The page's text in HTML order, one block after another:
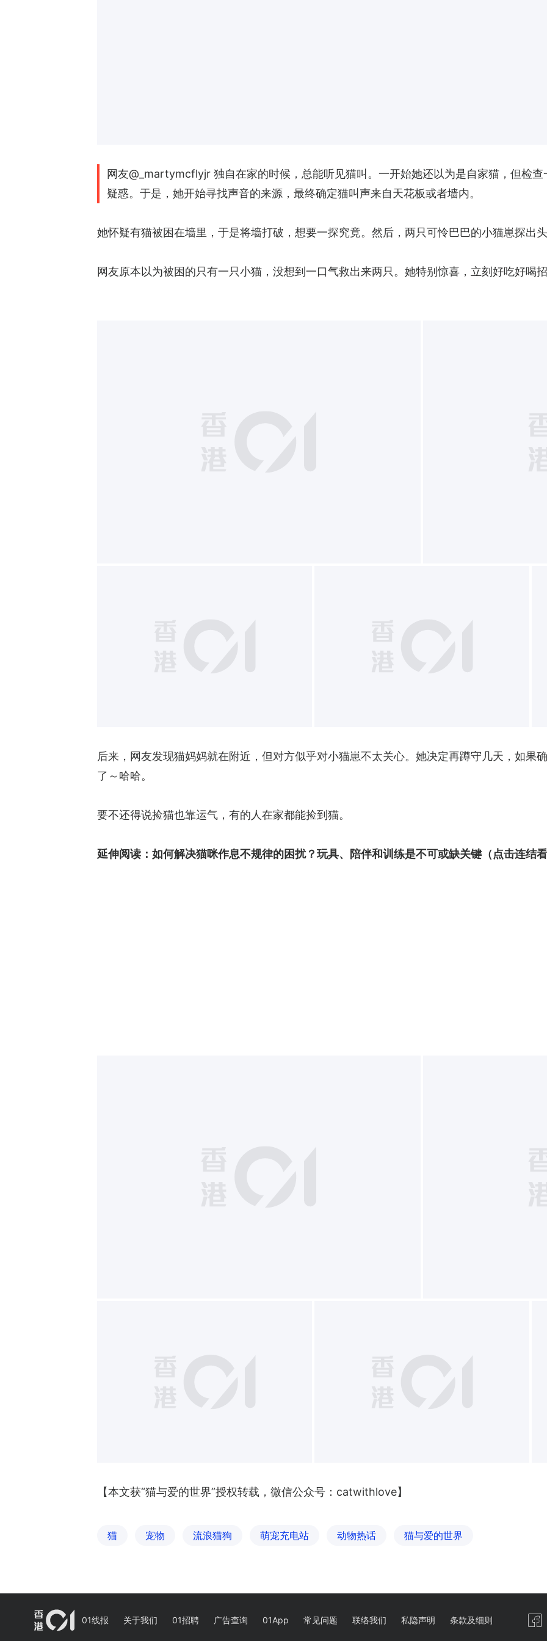
网友@_martymcflyjr 独自在家的时候，总能听见猫叫。一开始她还以为是自家猫，但检
疑惑。于是，她开始寻找声音的来源，最终确定猫叫声来自天花板或者墙内。
她怀疑有猫被困在墙里，于是将墙打破，想要一探究竟。然后，两只可怜巴巴的小猫崽探出
网友原本以为被困的只有一只小猫，没想到一口气救出来两只。她特别惊喜，立刻好吃好喝
后来，网友发现猫妈妈就在附近，但对方似乎对小猫崽不太关心。她决定再蹲守几天，如果
了～哈哈。
要不还得说捡猫也靠运气，有的人在家都能捡到猫。
延伸阅读： 如何解决猫咪作息不规律的困扰？玩具、陪伴和训练是不可或缺关键（点击连结
【本文获“猫与爱的世界”授权转载，微信公众号：catwithlove】
猫 宠物 流浪猫狗 萌宠充电站 动物热话 猫与爱的世界
01线报 关于我们 01招聘 广告查询 01App 常见问题 联络我们 私隐声明 条款及细则